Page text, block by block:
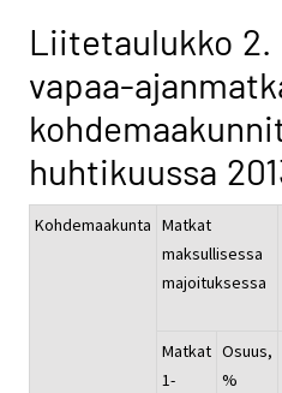
Liitetaulukko 2.
vapaa-
huhtikuussa
Kohdemaakunta Matkat
maksullisessa
majoituksessa
Matkat
1-
Osuus,
%